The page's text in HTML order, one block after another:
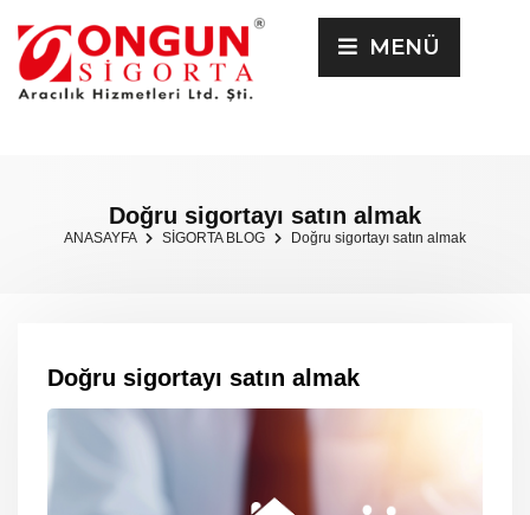
MENÜ
Doğru sigortayı satın almak
ANASAYFA SİGORTA BLOG Doğru sigortayı satın almak
Doğru sigortayı satın almak